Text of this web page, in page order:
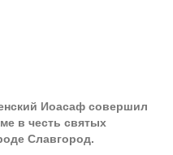
Иоасаф совершил
в честь святых
Славгород.